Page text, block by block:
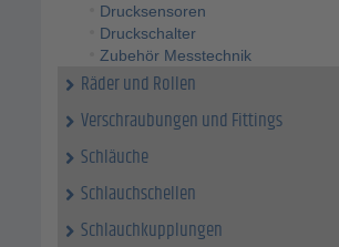
Drucksensoren
Druckschalter
Zubehör Messtechnik
Räder und Rollen
Verschraubungen und Fittings
Schläuche
Schlauchschellen
Schlauchkupplungen